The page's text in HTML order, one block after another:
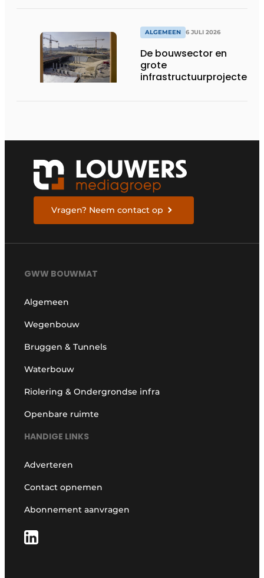
ALGEMEEN 6 JULI 2026
De bouwsector en
grote
infrastructuurprojecten
Vragen? Neem contact op
GWW BOUWMAT
Algemeen
Wegenbouw
Bruggen & Tunnels
Waterbouw
Riolering & Ondergrondse infra
Openbare ruimte
HANDIGE LINKS
Adverteren
Contact opnemen
Abonnement aanvragen